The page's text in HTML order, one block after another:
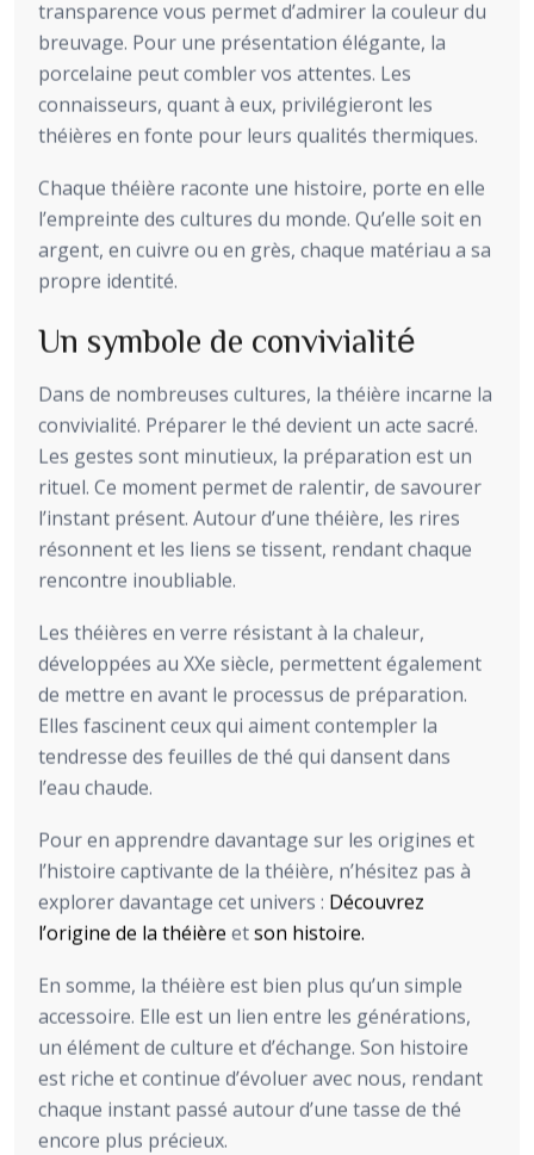
transparence vous permet d’admirer la couleur du
breuvage. Pour une présentation élégante, la
porcelaine peut combler vos attentes. Les
connaisseurs, quant à eux, privilégieront les
théières en fonte pour leurs qualités thermiques.
Chaque théière raconte une histoire, porte en elle
l’empreinte des cultures du monde. Qu’elle soit en
argent, en cuivre ou en grès, chaque matériau a sa
propre identité.
Un symbole de convivialité
Dans de nombreuses cultures, la théière incarne la
convivialité. Préparer le thé devient un acte sacré.
Les gestes sont minutieux, la préparation est un
rituel. Ce moment permet de ralentir, de savourer
l’instant présent. Autour d’une théière, les rires
résonnent et les liens se tissent, rendant chaque
rencontre inoubliable.
Les théières en verre résistant à la chaleur,
développées au XXe siècle, permettent également
de mettre en avant le processus de préparation.
Elles fascinent ceux qui aiment contempler la
tendresse des feuilles de thé qui dansent dans
l’eau chaude.
Pour en apprendre davantage sur les origines et
l’histoire captivante de la théière, n’hésitez pas à
explorer davantage cet univers : Découvrez
l’origine de la théière etson histoire.
En somme, la théière est bien plus qu’un simple
accessoire. Elle est un lien entre les générations,
un élément de culture et d’échange. Son histoire
est riche et continue d’évoluer avec nous, rendant
chaque instant passé autour d’une tasse de thé
encore plus précieux.